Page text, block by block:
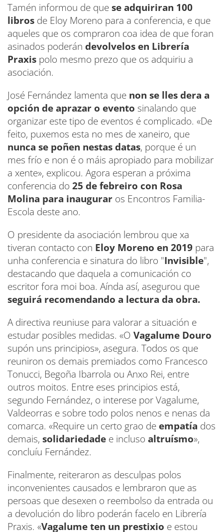
Tamén informou de quese adquiriran 100
libros de Eloy Moreno para a conferencia, e que
aqueles que os compraron coa idea de que foran
asinados poderán devolvelos en Librería
Praxis polo mesmo prezo que os adquiriu a
asociación.
José Fernández lamenta que non se lles dera a
opción de aprazar o evento sinalando que
organizar este tipo de eventos é complicado. «De
feito, puxemos esta no mes de xaneiro, que
nunca se poñen nestas datas, porque é un
mes frío e non é o máis apropiado para mobilizar
a xente», explicou. Agora esperan a próxima
conferencia do 25 de febreiro con Rosa
Molina para inaugurar os Encontros Familia-
Escola deste ano.
O presidente da asociación lembrou que xa
tiveran contacto con Eloy Moreno en 2019 para
unha conferencia e sinatura do libro "Invisible",
destacando que daquela a comunicación co
escritor fora moi boa. Aínda así, asegurou que
seguirá recomendando a lectura da obra.
A directiva reuniuse para valorar a situación e
estudar posibles medidas. «O Vagalume Douro
supón uns principios», asegura. Todos os que
reuniron os demais premiados como Francesco
Tonucci, Begoña Ibarrola ou Anxo Rei, entre
outros moitos. Entre eses principios está,
segundo Fernández, o interese por Vagalume,
Valdeorras e sobre todo polos nenos e nenas da
comarca. «Require un certo grao de empatía dos
demais, solidariedade e incluso altruísmo»,
concluíu Fernández.
Finalmente, reiteraron as desculpas polos
inconvenientes causados e lembraron que as
persoas que desexen o reembolso da entrada ou
a devolución do libro poderán facelo en Librería
Praxis. «Vagalume ten un prestixio e estou